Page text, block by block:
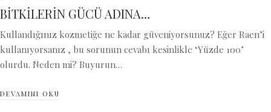
BİTKİLERİN GÜCÜ ADINA…
Kullandığınız kozmetiğe ne kadar güveniyorsunuz? Eğer Raen’i
kullanıyorsanız , bu sorunun cevabı kesinlikle ‘Yüzde 100’
olurdu. Neden mi? Buyurun…
DEVAMINI OKU